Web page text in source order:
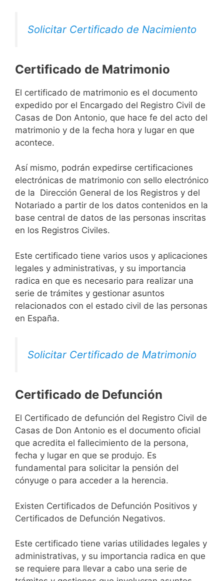
Solicitar Certificado de Nacimiento
Certificado de Matrimonio
El certificado de matrimonio es el documento
expedido por el Encargado del Registro Civil de
Casas de Don Antonio, que hace fe del acto del
matrimonio y de la fecha hora y lugar en que
acontece.
Así mismo, podrán expedirse certificaciones
electrónicas de matrimonio con sello electrónico
de la Dirección General de los Registros y del
Notariado a partir de los datos contenidos en la
base central de datos de las personas inscritas
en los Registros Civiles.
Este certificado tiene varios usos y aplicaciones
legales y administrativas, y su importancia
radica en que es necesario para realizar una
serie de trámites y gestionar asuntos
relacionados con el estado civil de las personas
en España.
Solicitar Certificado de Matrimonio
Certificado de Defunción
El Certificado de defunción del Registro Civil de
Casas de Don Antonio es el documento oficial
que acredita el fallecimiento de la persona,
fecha y lugar en que se produjo. Es
fundamental para solicitar la pensión del
cónyuge o para acceder a la herencia.
Existen Certificados de Defunción Positivos y
Certificados de Defunción Negativos.
Este certificado tiene varias utilidades legales y
administrativas, y su importancia radica en que
se requiere para llevar a cabo una serie de